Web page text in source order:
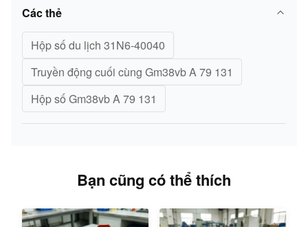
Các thẻ
Hộp số du lịch 31N6-40040
Truyền động cuối cùng Gm38vb A 79 131
Hộp số Gm38vb A 79 131
Bạn cũng có thể thích